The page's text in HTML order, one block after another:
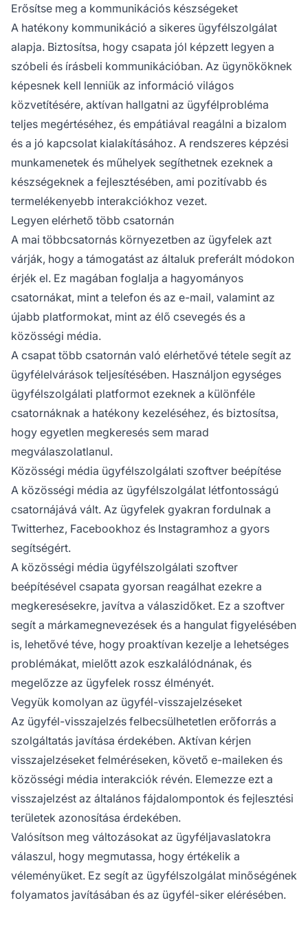
Erősítse meg a kommunikációs készségeket
A hatékony kommunikáció a sikeres ügyfélszolgálat
alapja. Biztosítsa, hogy csapata jól képzett legyen a
szóbeli és írásbeli kommunikációban. Az ügynököknek
képesnek kell lenniük az információ világos
közvetítésére, aktívan hallgatni az ügyfélprobléma
teljes megértéséhez, és empátiával reagálni a bizalom
és a jó kapcsolat kialakításához. A rendszeres képzési
munkamenetek és műhelyek segíthetnek ezeknek a
készségeknek a fejlesztésében, ami pozitívabb és
termelékenyebb interakciókhoz vezet.
Legyen elérhető több csatornán
A mai többcsatornás környezetben az ügyfelek azt
várják, hogy a támogatást az általuk preferált módokon
érjék el. Ez magában foglalja a hagyományos
csatornákat, mint a telefon és az e-mail, valamint az
újabb platformokat, mint az élő csevegés és a
közösségi média.
A csapat több csatornán való elérhetővé tétele segít az
ügyfélelvárások teljesítésében. Használjon egységes
ügyfélszolgálati platformot ezeknek a különféle
csatornáknak a hatékony kezeléséhez, és biztosítsa,
hogy egyetlen megkeresés sem marad
megválaszolatlanul.
Közösségi média ügyfélszolgálati szoftver beépítése
A közösségi média az ügyfélszolgálat létfontosságú
csatornájává vált. Az ügyfelek gyakran fordulnak a
Twitterhez, Facebookhoz és Instagramhoz a gyors
segítségért.
A közösségi média ügyfélszolgálati szoftver
beépítésével csapata gyorsan reagálhat ezekre a
megkeresésekre, javítva a válaszidőket. Ez a szoftver
segít a márkamegnevezések és a hangulat figyelésében
is, lehetővé téve, hogy proaktívan kezelje a lehetséges
problémákat, mielőtt azok eszkalálódnának, és
megelőzze az ügyfelek rossz élményét.
Vegyük komolyan az ügyfél-visszajelzéseket
Az ügyfél-visszajelzés felbecsülhetetlen erőforrás a
szolgáltatás javítása érdekében. Aktívan kérjen
visszajelzéseket felméréseken, követő e-maileken és
közösségi média interakciók révén. Elemezze ezt a
visszajelzést az általános fájdalompontok és fejlesztési
területek azonosítása érdekében.
Valósítson meg változásokat az ügyféljavaslatokra
válaszul, hogy megmutassa, hogy értékelik a
véleményüket. Ez segít az ügyfélszolgálat minőségének
folyamatos javításában és az ügyfél-siker elérésében.